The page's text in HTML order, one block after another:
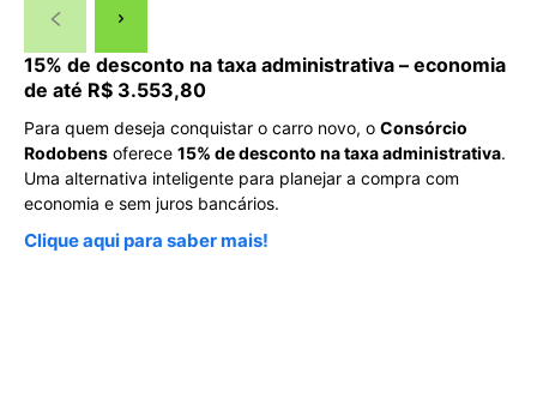
15% de desconto na taxa administrativa – economia
de até R$ 3.553,80
Para quem deseja conquistar o carro novo, o Consórcio
Rodobens oferece 15% de desconto na taxa administrativa.
Uma alternativa inteligente para planejar a compra com
economia e sem juros bancários.
Clique aqui para saber mais!